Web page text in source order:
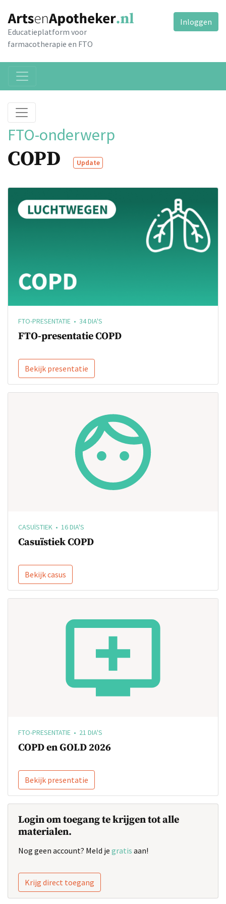
Educatieplatform voor
farmacotherapie en FTO
Inloggen
FTO-onderwerp
COPD Update
FTO-PRESENTATIE • 34 DIA'S
FTO-presentatie COPD
Bekijk presentatie
CASUÏSTIEK • 16 DIA'S
Casuïstiek COPD
Bekijk casus
FTO-PRESENTATIE • 21 DIA'S
COPD en GOLD 2026
Bekijk presentatie
Login om toegang te krijgen tot alle
materialen.
Nog geen account? Meld je gratis aan!
Krijg direct toegang